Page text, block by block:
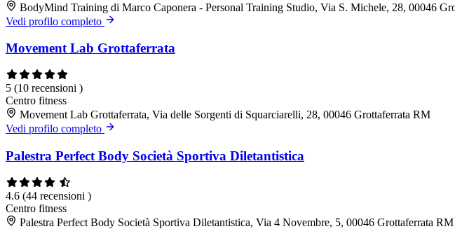
BodyMind Training di Marco Caponera - Personal Training Studio, Via S. Michele, 28, 00046
Vedi profilo completo
Movement Lab Grottaferrata
5 (10 recensioni )
Centro fitness
Movement Lab Grottaferrata, Via delle Sorgenti di Squarciarelli, 28, 00046 Grottaferrata RM
Vedi profilo completo
Palestra Perfect Body Società Sportiva Diletantistica
4.6 (44 recensioni )
Centro fitness
Palestra Perfect Body Società Sportiva Diletantistica, Via 4 Novembre, 5, 00046 Grottaferrata RM